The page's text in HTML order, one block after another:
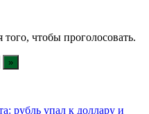
того, чтобы проголосовать.
рубль упал к доллару и